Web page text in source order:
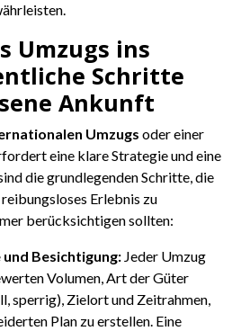
Umzugs ins
Schritte
Ankunft
Umzugs oder einer
eine klare Strategie und eine
die grundlegenden Schritte, die
Erlebnis zu
berücksichtigen sollten:
Besichtigung: Jeder Umzug
Volumen, Art der Güter
sperrig), Zielort und Zeitrahmen,
Plan zu erstellen. Eine